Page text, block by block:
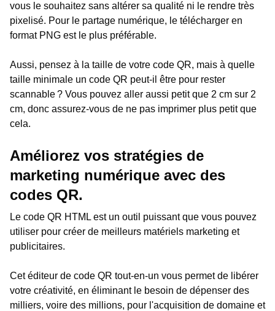
vous le souhaitez sans altérer sa qualité ni le rendre très
pixelisé. Pour le partage numérique, le télécharger en
format PNG est le plus préférable.
Aussi, pensez à la taille de votre code QR, mais à quelle
taille minimale un code QR peut-il être pour rester
scannable ? Vous pouvez aller aussi petit que 2 cm sur 2
cm, donc assurez-vous de ne pas imprimer plus petit que
cela.
Améliorez vos stratégies de
marketing numérique avec des
codes QR.
Le code QR HTML est un outil puissant que vous pouvez
utiliser pour créer de meilleurs matériels marketing et
publicitaires.
Cet éditeur de code QR tout-en-un vous permet de libérer
votre créativité, en éliminant le besoin de dépenser des
milliers, voire des millions, pour l'acquisition de domaine et